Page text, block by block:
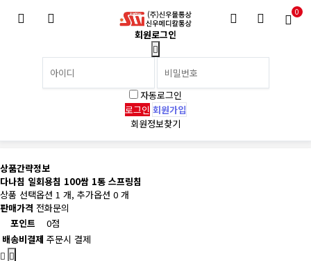
0
회원로그인
자동로그인
회원가입
회원정보찾기
상품간략정보
다나침 일회용침 100쌈 1통 스프링침
상품 선택옵션 1 개, 추가옵션 0 개
판매가격 전화문의
포인트
0점
배송비결제 주문시 결제